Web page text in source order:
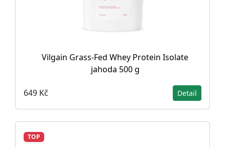
Vilgain Grass-Fed Whey Protein Isolate
jahoda 500 g
649 Kč Detail
TOP